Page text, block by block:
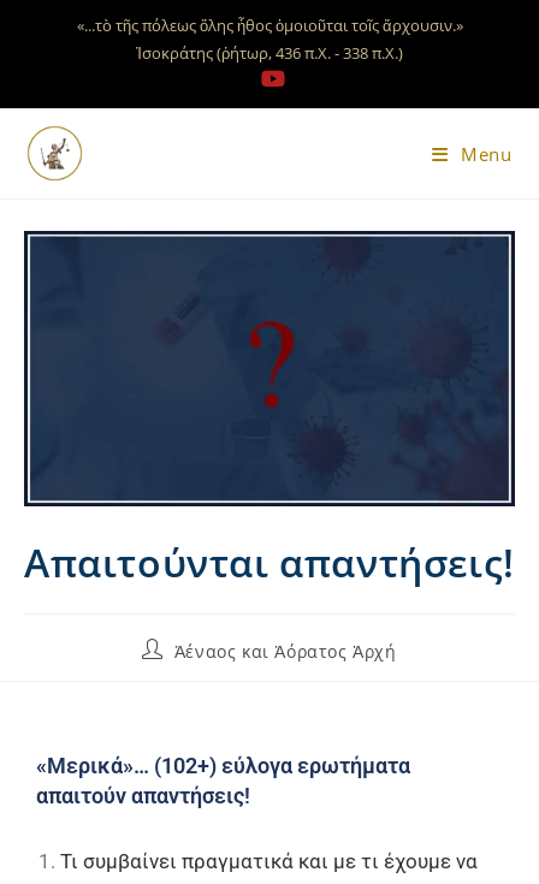
«...τὸ τῆς πόλεως ὅλης ἦθος ὁμοιοῦται τοῖς ἄρχουσιν.»
Ἰσοκράτης (ῥήτωρ, 436 π.Χ. - 338 π.Χ.)
Menu
Απαιτούνται απαντήσεις!
Ἀέναος και Ἀόρατος Ἀρχή
«Μερικά»… (102+) εύλογα ερωτήματα
απαιτούν απαντήσεις!
Τι συμβαίνει πραγματικά και με τι έχουμε να